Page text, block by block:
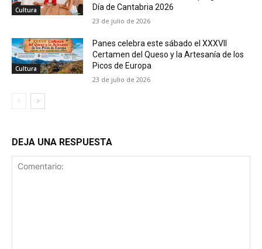
Cultura
Día de Cantabria 2026
23 de julio de 2026
Cultura
Panes celebra este sábado el XXXVII
Certamen del Queso y la Artesanía de los
Picos de Europa
23 de julio de 2026
DEJA UNA RESPUESTA